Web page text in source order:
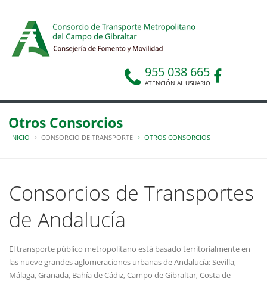
955 038 665
ATENCIÓN AL USUARIO
Otros Consorcios
INICIO CONSORCIO DE TRANSPORTE OTROS CONSORCIOS
Consorcios de Transportes
de Andalucía
El transporte público metropolitano está basado territorialmente en
las nueve grandes aglomeraciones urbanas de Andalucía: Sevilla,
Málaga, Granada, Bahía de Cádiz, Campo de Gibraltar, Costa de